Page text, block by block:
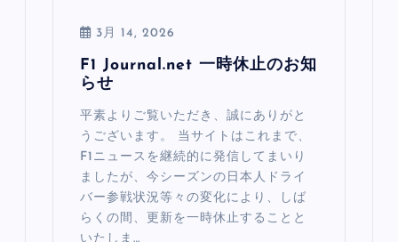
3月 14, 2026
F1 Journal.net 一時休止のお知
らせ
平素よりご覧いただき、誠にありがと
うございます。 当サイトはこれまで、
F1ニュースを継続的に発信してまいり
ましたが、今シーズンの日本人ドライ
バー参戦状況等々の変化により、しば
らくの間、更新を一時休止することと
いたしま…